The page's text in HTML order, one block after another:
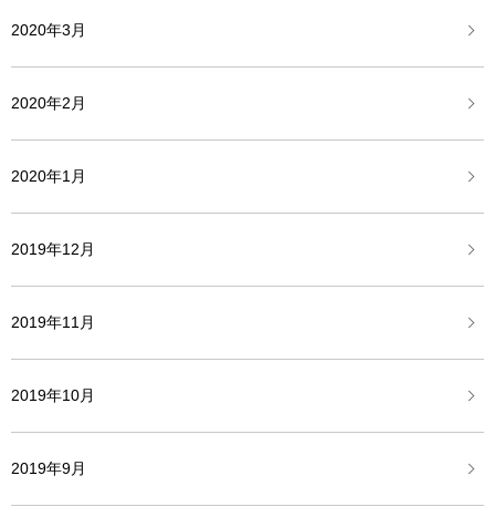
2020年3月
2020年2月
2020年1月
2019年12月
2019年11月
2019年10月
2019年9月